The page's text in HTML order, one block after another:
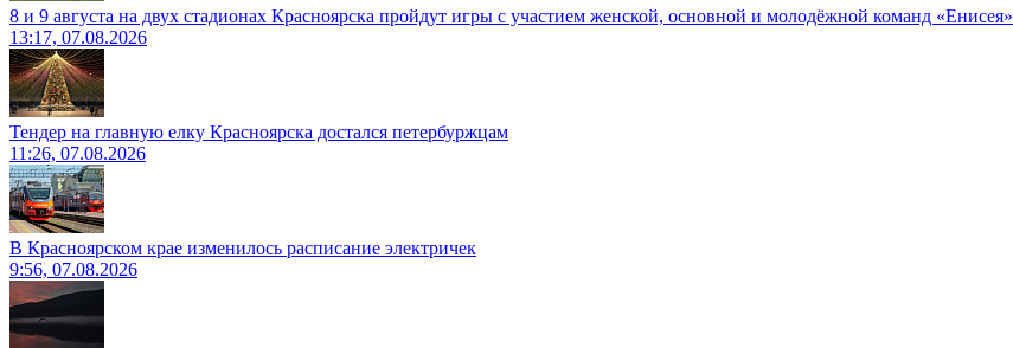
8 и 9 августа на двух стадионах Красноярска пройдут игры с участием женской, основной и молодёжной команд «Енисея»
13:17, 07.08.2026
Тендер на главную елку Красноярска достался петербуржцам
11:26, 07.08.2026
В Красноярском крае изменилось расписание электричек
9:56, 07.08.2026